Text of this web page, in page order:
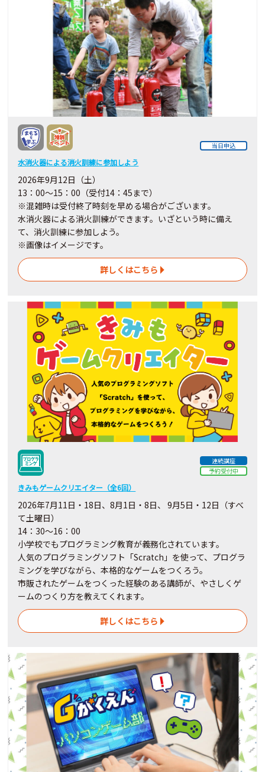
当日申込
水消火器による消火訓練に参加しよう
2026年9月12日（土）
13：00～15：00（受付14：45まで）
※混雑時は受付終了時刻を早める場合がございます。
水消火器による消火訓練ができます。いざという時に備え
て、消火訓練に参加しよう。
※画像はイメージです。
詳しくはこちら
連続講座
予約受付中
きみもゲームクリエイター（全6回）
2026年7月11日・18日、8月1日・8日、 9月5日・12日（すべ
て土曜日）
14：30～16：00
小学校でもプログラミング教育が義務化されています。
人気のプログラミングソフト「Scratch」を使って、プログラ
ミングを学びながら、本格的なゲームをつくろう。
市販されたゲームをつくった経験のある講師が、やさしくゲ
ームのつくり方を教えてくれます。
詳しくはこちら